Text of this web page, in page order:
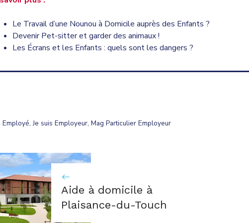
Le Travail d’une Nounou à Domicile auprès des Enfants ?
Devenir Pet-sitter et garder des animaux !
Les Écrans et les Enfants : quels sont les dangers ?
Employé,Je suis Employeur, Mag Particulier Employeur
Aide à domicile à
Plaisance-du-Touch